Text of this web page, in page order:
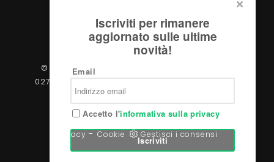
verona@davidegroppi.store
© 2026 - Perbellini Arredamenti S.r.l. - P.IVA
02783400233 - Via Verdi, 31/A - 37060, Castel
d'Azzano (Verona)
Privacy-Cookie Gestisci i consensi
Iscriviti per rimanere
aggiornato sulle ultime
novità!
Email
Accetto l'informativa sulla privacy
Iscriviti